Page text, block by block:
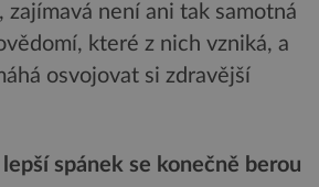
zajímavá není ani tak samotná
které z nich vzniká, a
osvojovat si zdravější
spánek se konečně berou